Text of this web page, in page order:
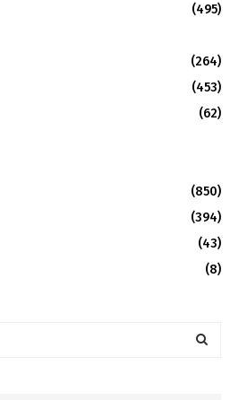
(495)
(264)
(453)
(62)
(850)
(394)
(43)
(8)